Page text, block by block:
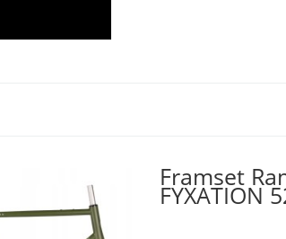
Framset
FYXATION